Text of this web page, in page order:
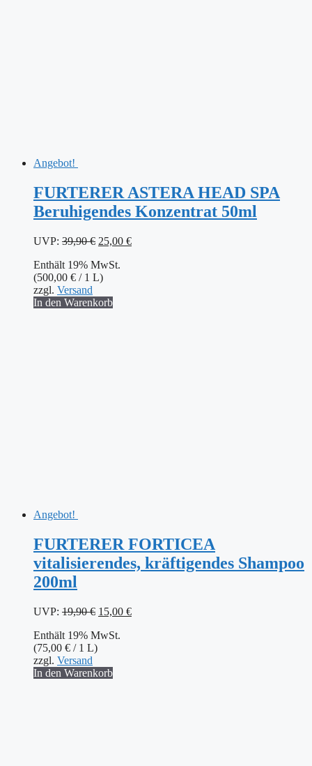
Angebot!
FURTERER ASTERA HEAD SPA
Beruhigendes Konzentrat 50ml
UVP: 39,90€ Ursprünglicher
war:
39,90 €
25,00 €Aktueller
Enthält 19% MwSt.
(500,00 € / 1 L)
zzgl. Versand
In den Warenkorb
Angebot!
FURTERER FORTICEA
vitalisierendes, kräftigendes Shampoo
200ml
UVP: 19,90€ Ursprünglicher
war:
15,00 €Aktueller
Enthält 19% MwSt.
(75,00 € / 1 L)
zzgl. Versand
In den Warenkorb